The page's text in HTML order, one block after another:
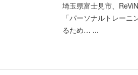
埼玉県富士見市、
「パーソナルトレー
るため…